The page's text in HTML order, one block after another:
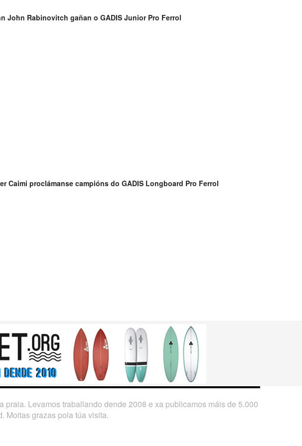
John Rabinovitch gañan o GADIS Junior Pro Ferrol
Caimi proclámanse campións do GADIS Longboard Pro Ferrol
Levamos traballando dende 2008 e xa publicamos máis de 5.000
Moitas grazas pola túa visita.